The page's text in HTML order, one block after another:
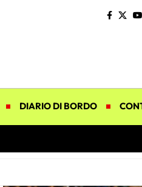
DIARIO DI BORDO